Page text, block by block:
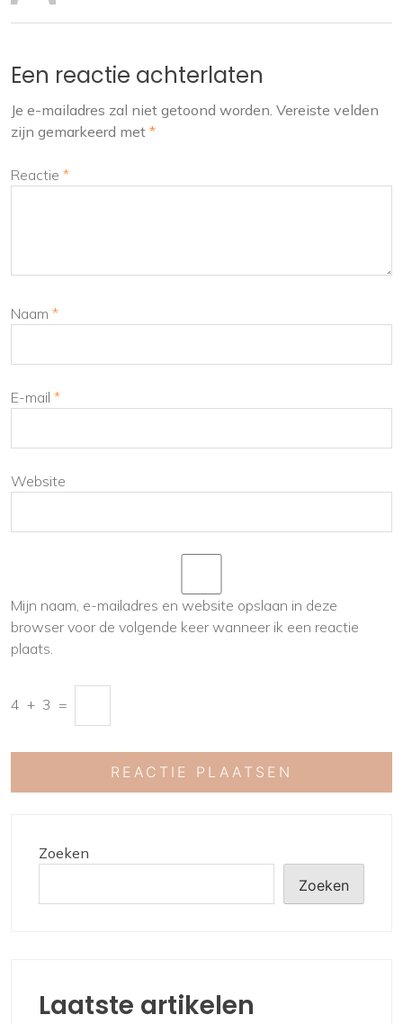
Een reactie achterlaten
Je e-mailadres zal niet getoond worden. Vereiste velden
zijn gemarkeerd met *
Reactie *
Naam *
E-mail *
Website
Mijn naam, e-mailadres en website opslaan in deze
browser voor de volgende keer wanneer ik een reactie
plaats.
4 + 3 =
Zoeken
Zoeken
Laatste artikelen